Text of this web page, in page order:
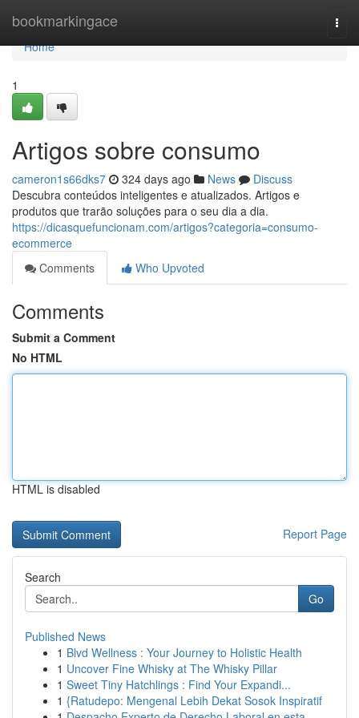
bookmarkingace
Home
Home
1
Artigos sobre consumo
cameron1s66dks7 324 days ago News
Discuss
Descubra conteúdos inteligentes e atualizados. Artigos e
produtos que trarão soluções para o seu dia a dia.
https://dicasquefuncionam.com/artigos?categoria=consumo-
ecommerce
Comments
Who Upvoted
Comments
Submit a Comment
No HTML
HTML is disabled
Report Page
Search
Go
Published News
1 Blvd Wellness : Your Journey to Holistic Health
1 Uncover Fine Whisky at The Whisky Pillar
1 Sweet Tiny Hatchlings : Find Your Expandi...
1 {Ratudepo: Mengenal Lebih Dekat Sosok Inspiratif